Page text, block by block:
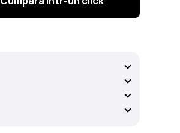
actuale. Scopul nostru este să
nu poate garanta
cauza unor posibile erori
responsabilitatea pentru
către care pot exista